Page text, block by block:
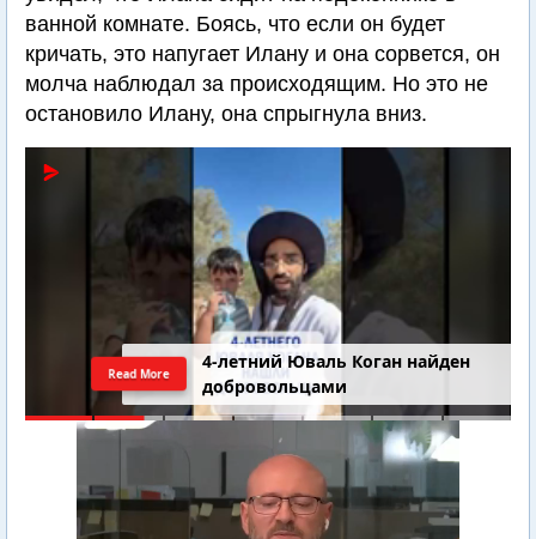
ванной комнате. Боясь, что если он будет
кричать, это напугает Илану и она сорвется, он
молча наблюдал за происходящим. Но это не
остановило Илану, она спрыгнула вниз.
4-летний Юваль Коган найден
добровольцами
Read More